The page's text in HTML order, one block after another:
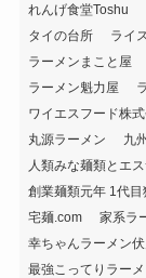
れんげ食堂Toshu
タイの台所
ライ
ラーメンまこと屋
ラーメン魁力屋
ワイエスフード株
丸源ラーメン
九
人類みな麺類とエ
創業麺類元年 1代目
宅麺.com
家系ラ
幸ちゃんラーメン
最強こってりラー